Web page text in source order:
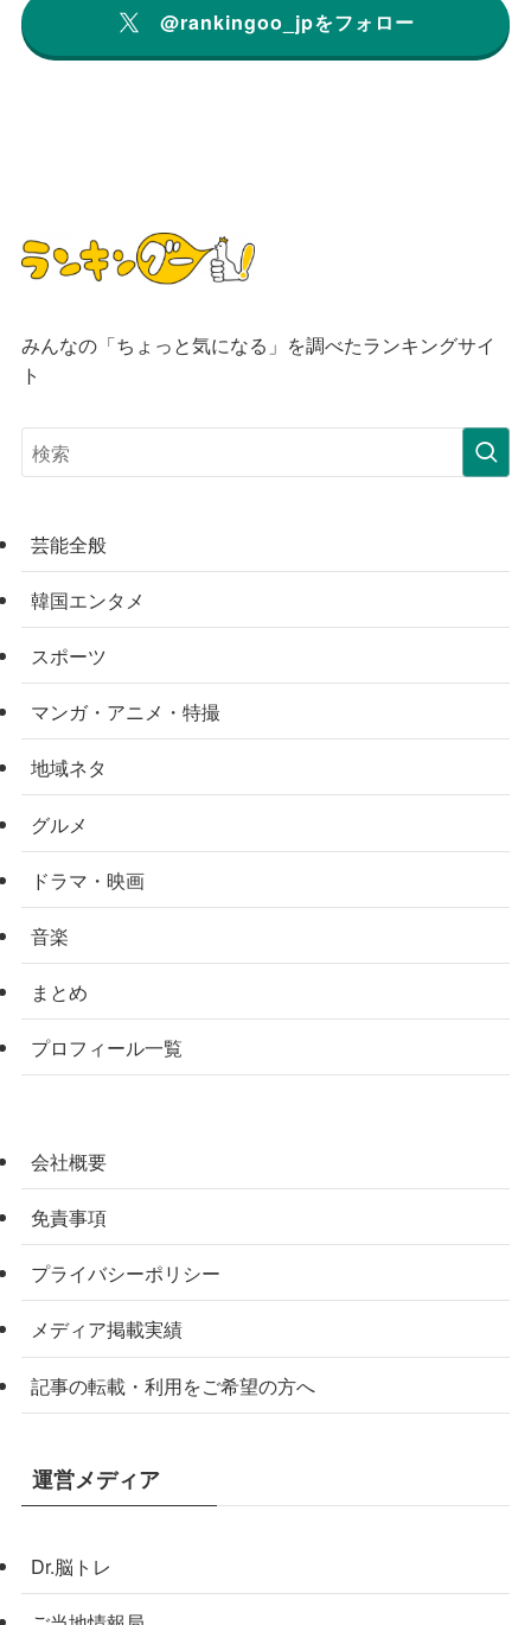
@rankingoo_jpをフォロー
みんなの「ちょっと気になる」を調べたランキングサイ
ト
芸能全般
韓国エンタメ
スポーツ
マンガ・アニメ・特撮
地域ネタ
グルメ
ドラマ・映画
音楽
まとめ
プロフィール一覧
会社概要
免責事項
プライバシーポリシー
メディア掲載実績
記事の転載・利用をご希望の方へ
運営メディア
Dr.脳トレ